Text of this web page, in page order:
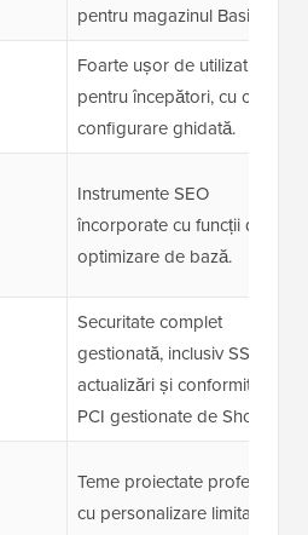
pentru magazinul Basic).
Foarte ușor de utilizat
pentru începători, cu o
configurare ghidată.
Instrumente SEO
încorporate cu funcții de
optimizare de bază.
Securitate complet
gestionată, inclusiv SSL,
actualizări și conformitate
PCI gestionate de Shopify.
Teme proiectate profesional
cu personalizare limitată.